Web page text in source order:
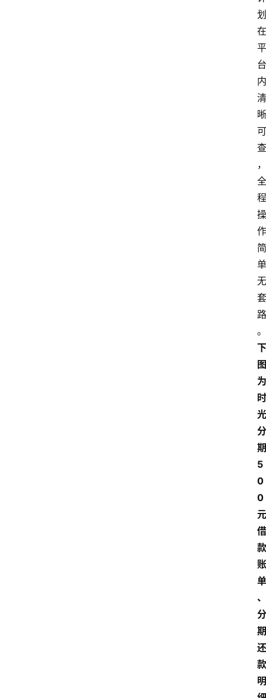
划
在
平
台
内
清
晰
可
查
，
全
程
操
作
简
单
无
套
路
。
下
图
为
时
光
分
期
5
0
0
元
借
款
账
单
、
分
期
还
款
明